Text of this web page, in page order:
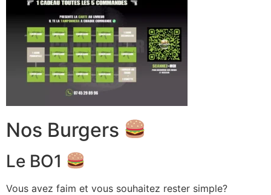
Nos Burgers
Le BO1
Vous avez faim et vous souhaitez rester simple?